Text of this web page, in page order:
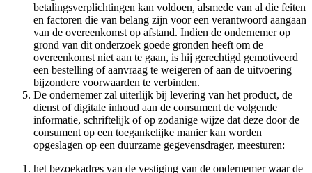
betalingsverplichtingen kan voldoen, alsmede van al die feiten
en factoren die van belang zijn voor een verantwoord aangaan
van de overeenkomst op afstand. Indien de ondernemer op
grond van dit onderzoek goede gronden heeft om de
overeenkomst niet aan te gaan, is hij gerechtigd gemotiveerd
een bestelling of aanvraag te weigeren of aan de uitvoering
bijzondere voorwaarden te verbinden.
De ondernemer zal uiterlijk bij levering van het product, de
dienst of digitale inhoud aan de consument de volgende
informatie, schriftelijk of op zodanige wijze dat deze door de
consument op een toegankelijke manier kan worden
opgeslagen op een duurzame gegevensdrager, meesturen:
het bezoekadres van de vestiging van de ondernemer waar de